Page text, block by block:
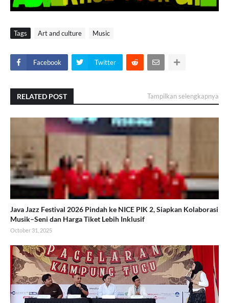
Tags Art and culture Music
Facebook Twitter
RELATED POST Tampilkan selengkapnya
Java Jazz Festival 2026 Pindah ke NICE PIK 2, Siapkan Kolaborasi
Musik–Seni dan Harga Tiket Lebih Inklusif
October 31, 2025